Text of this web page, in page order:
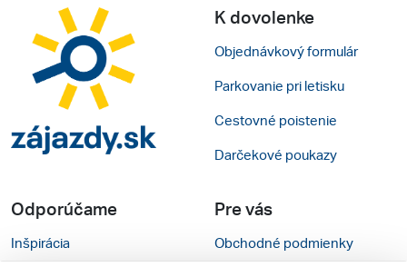
K dovolenke
Objednávkový formulár
Parkovanie pri letisku
Cestovné poistenie
Darčekové poukazy
Odporúčame
Inšpirácia
Pre vás
Obchodné podmienky